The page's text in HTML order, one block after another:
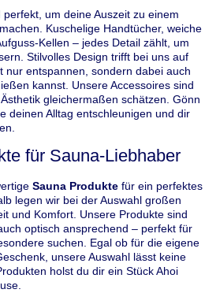
perfekt, um deine Auszeit zu einem
Kuschelige Handtücher, weiche
Kellen – jedes Detail zählt, um
Stilvolles Design trifft bei uns auf
nur entspannen, sondern dabei auch
kannst. Unsere Accessoires sind
gleichermaßen schätzen. Gönn
deinen Alltag entschleunigen und dir
für Sauna-Liebhaber
Sauna Produkte für ein perfektes
legen wir bei der Auswahl großen
und Komfort. Unsere Produkte sind
optisch ansprechend – perfekt für
suchen. Egal ob für die eigene
unsere Auswahl lässt keine
holst du dir ein Stück Ahoi